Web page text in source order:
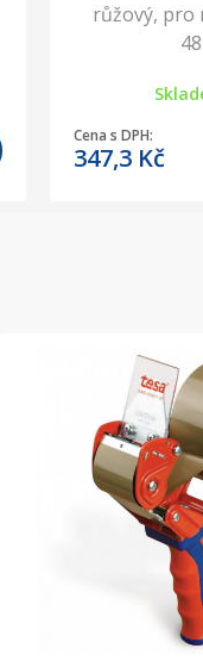
růžový, pro
Cena s DPH:
347,3 Kč